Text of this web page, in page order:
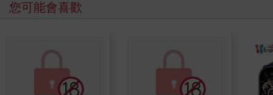
您可能會喜歡